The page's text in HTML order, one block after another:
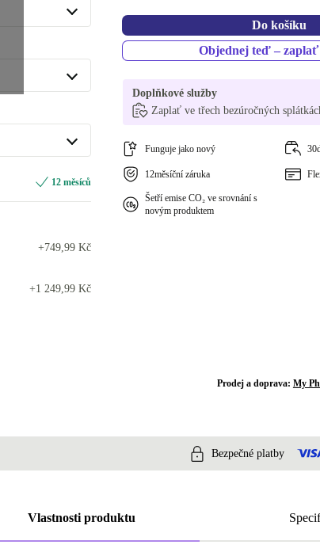
+1 730 Kč
+2 054 Kč
+29 300 Kč
+5 200 Kč
12 měsíců
+749,99 Kč
+1 249,99 Kč
Do košíku
Objednej teď – zaplať
Doplňkové služby
Zaplať ve třech bezúročných
Funguje jako nový
12měsíční záruka
Šetří emise CO₂ ve srovnání s
novým produktem
Prodej a doprava: My
Bezpečné platby
Vlastnosti produktu